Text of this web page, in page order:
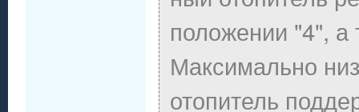
положении "4", а
Максимально
отопитель